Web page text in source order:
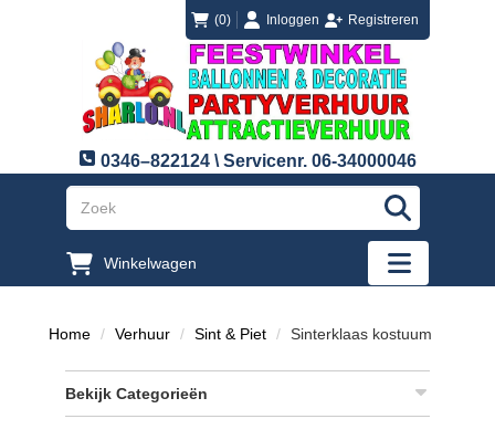
(0) loginInloggen
registreren Registreren
0346–822124 \ Servicenr. 06-34000046
"Zoeken
Winkelwagen
"Toggle
Home Verhuur Sint & Piet Sinterklaas kostuum
Bekijk Categorieën